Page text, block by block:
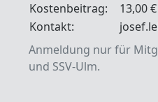
Kostenbeitrag:
13,00 €
Kontakt:
Anmeldung nur für
und SSV-Ulm.